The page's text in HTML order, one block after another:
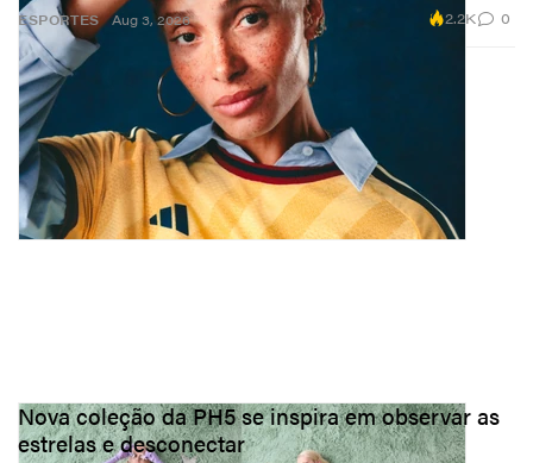
ESPORTES Aug 3, 2026 2.2K 0
Nova coleção da PH5 se inspira em observar as
estrelas e desconectar